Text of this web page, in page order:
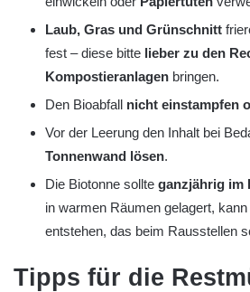
Laub, Gras und Grünschnitt
fest – diese bitte lieber zu den
Kompostieranlagen bringen.
Den Bioabfall nicht einstampfen
Vor der Leerung den Inhalt bei
Tonnenwand lösen.
Die Biotonne sollte ganzjährig im
in warmen Räumen gelagert,
entstehen, das beim Rausstellen
Tipps für die